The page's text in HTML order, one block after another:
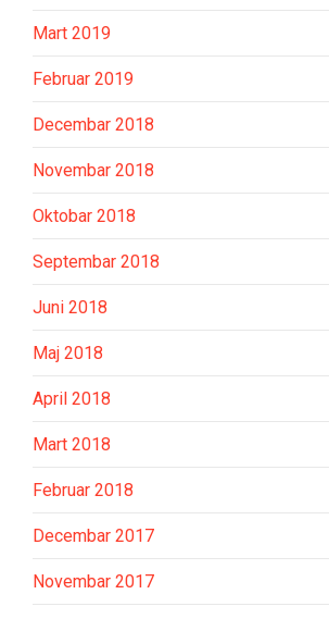
Mart 2019
Februar 2019
Decembar 2018
Novembar 2018
Oktobar 2018
Septembar 2018
Juni 2018
Maj 2018
April 2018
Mart 2018
Februar 2018
Decembar 2017
Novembar 2017